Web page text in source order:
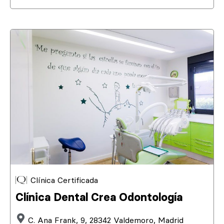
Clínica Certificada
Clínica Dental Crea Odontología
C. Ana Frank, 9, 28342 Valdemoro, Madrid